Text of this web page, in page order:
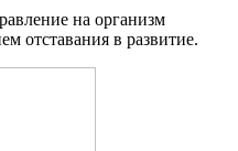
на организм
отставания в развитие.